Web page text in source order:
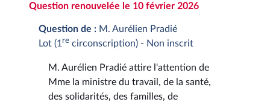
Question renouvelée le 10 février 2026
Question de : M. Aurélien Pradié
Lot (1 re circonscription) - Non inscrit
M. Aurélien Pradié attire l'attention de
Mme la ministre du travail, de la santé,
des solidarités, des familles, de